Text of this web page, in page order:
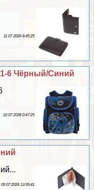
11 07 2026 8:45:25
6 Чёрный/Синий
10 07 2026 0:47:25
09 07 2026 13:55:41